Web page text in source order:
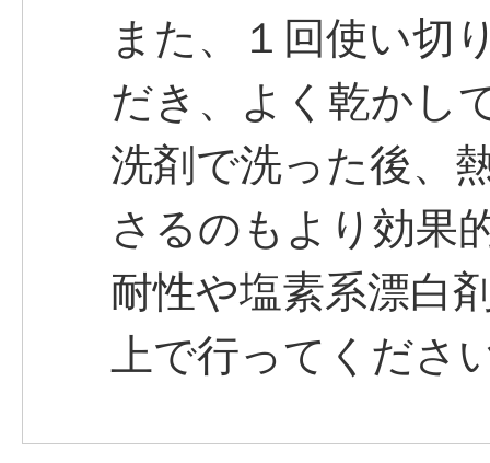
また、１回使い切
だき、よく乾かし
洗剤で洗った後、
さるのもより効果
耐性や塩素系漂白
上で行ってくださ